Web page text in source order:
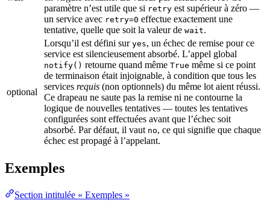
paramètre n’est utile que si retry est supérieur à zéro —
un service avec retry=0 effectue exactement une
tentative, quelle que soit la valeur de wait.
optional
Lorsqu’il est défini sur yes, un échec de remise pour ce
service est silencieusement absorbé. L’appel global
notify() retourne quand même True même si ce point
de terminaison était injoignable, à condition que tous les
services requis (non optionnels) du même lot aient réussi.
Ce drapeau ne saute pas la remise ni ne contourne la
logique de nouvelles tentatives — toutes les tentatives
configurées sont effectuées avant que l’échec soit
absorbé. Par défaut, il vaut no, ce qui signifie que chaque
échec est propagé à l’appelant.
Exemples
Section intitulée « Exemples »